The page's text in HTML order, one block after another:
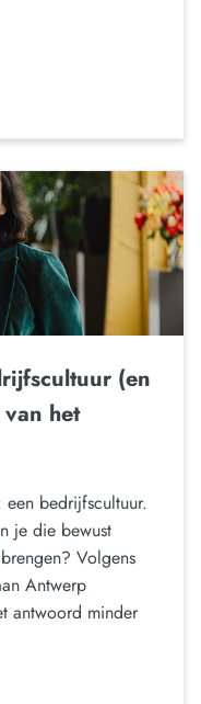
(en
het
bedrijfscultuur.
je die bewust
Volgens
Antwerp
antwoord minder